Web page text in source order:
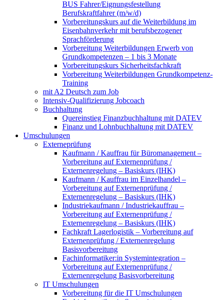
BUS Fahrer/Eignungsfestellung
Berufskraftfahrer (m/w/d)
Vorbereitungskurs auf die Weiterbildung im
Eisenbahnverkehr mit berufsbezogener
Sprachförderung
Vorbereitung Weiterbildungen Erwerb von
Grundkompetenzen – 1 bis 3 Monate
Vorbereitungskurs Sicherheitsfachkraft
Vorbereitung Weiterbildungen Grundkompetenz-
Training
mit A2 Deutsch zum Job
Intensiv-Qualifizierung Jobcoach
Buchhaltung
Quereinstieg Finanzbuchhaltung mit DATEV
Finanz und Lohnbuchhaltung mit DATEV
Umschulungen
Externeprüfung
Kaufmann / Kauffrau für Büromanagement –
Vorbereitung auf Externenprüfung /
Externenregelung – Basiskurs (IHK)
Kaufmann / Kauffrau im Einzelhandel –
Vorbereitung auf Externenprüfung /
Externenregelung – Basiskurs (IHK)
Industriekaufmann / Industriekauffrau –
Vorbereitung auf Externenprüfung /
Externenregelung – Basiskurs (IHK)
Fachkraft Lagerlogistik – Vorbereitung auf
Externenprüfung / Externenregelung
Basisvorbereitung
Fachinformatiker:in Systemintegration –
Vorbereitung auf Externenprüfung /
Externenregelung Basisvorbereitung
IT Umschulungen
Vorbereitung für die IT Umschulungen